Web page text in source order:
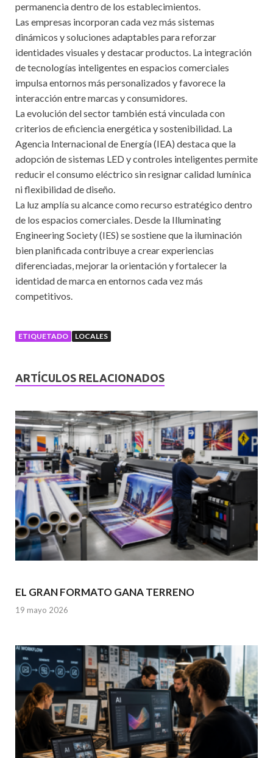
permanencia dentro de los establecimientos.
Las empresas incorporan cada vez más sistemas
dinámicos y soluciones adaptables para reforzar
identidades visuales y destacar productos. La integración
de tecnologías inteligentes en espacios comerciales
impulsa entornos más personalizados y favorece la
interacción entre marcas y consumidores.
La evolución del sector también está vinculada con
criterios de eficiencia energética y sostenibilidad. La
Agencia Internacional de Energía (IEA) destaca que la
adopción de sistemas LED y controles inteligentes permite
reducir el consumo eléctrico sin resignar calidad lumínica
ni flexibilidad de diseño.
La luz amplía su alcance como recurso estratégico dentro
de los espacios comerciales. Desde la Illuminating
Engineering Society (IES) se sostiene que la iluminación
bien planificada contribuye a crear experiencias
diferenciadas, mejorar la orientación y fortalecer la
identidad de marca en entornos cada vez más
competitivos.
ETIQUETADO LOCALES
ARTÍCULOS RELACIONADOS
EL GRAN FORMATO GANA TERRENO
19 mayo 2026